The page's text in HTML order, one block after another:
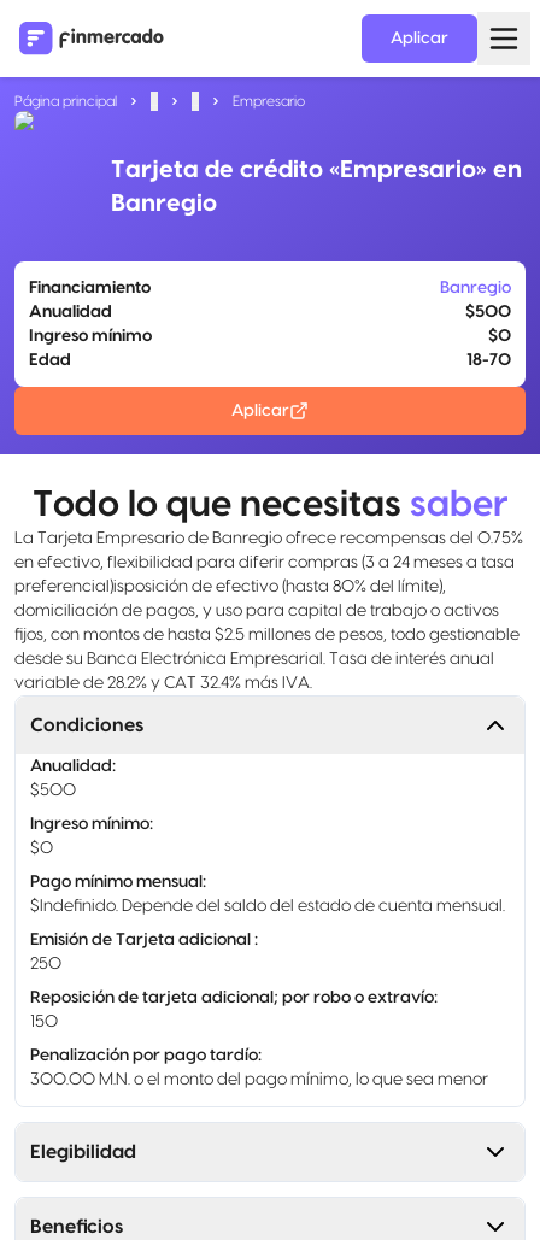
Aplicar
Página principal Empresario
Tarjeta de crédito «Empresario» en
Banregio
Financiamiento
Banregio
Anualidad
$500
Ingreso mínimo
$0
Edad
18-70
Aplicar
Todo lo que necesitas saber
La Tarjeta Empresario de Banregio ofrece recompensas del 0.75%
en efectivo, flexibilidad para diferir compras (3 a 24 meses a tasa
preferencial)isposición de efectivo (hasta 80% del límite),
domiciliación de pagos, y uso para capital de trabajo o activos
fijos, con montos de hasta $2.5 millones de pesos, todo gestionable
desde su Banca Electrónica Empresarial. Tasa de interés anual
variable de 28.2% y CAT 32.4% más IVA.
Condiciones
Anualidad:
$500
Ingreso mínimo:
$0
Pago mínimo mensual :
$Indefinido. Depende del saldo del estado de cuenta mensual.
Emisión de Tarjeta adicional :
250
Reposición de tarjeta adicional; por robo o extravío:
150
Penalización por pago tardío:
300.00 M.N. o el monto del pago mínimo, lo que sea menor
Elegibilidad
Beneficios